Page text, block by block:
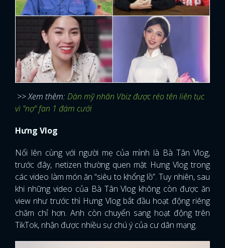
>> Xem thêm:Dàn mỹ nhân Vbiz được réo tên liên tục
vì "nợ" fan 1 đám cưới
Hưng Vlog
Nổi lên cùng với người mẹ của mình là Bà Tân Vlog,
trước đây, netizen thường quen mặt Hưng Vlog trong
các video làm món ăn “siêu to khổng lồ”. Tuy nhiên, sau
khi những video của Bà Tân Vlog không còn được ăn
view như trước thì Hưng Vlog bắt đầu hoạt động riêng
chăm chỉ hơn. Anh còn chuyển sang hoạt động trên
TikTok, nhận được nhiều sự chú ý của cư dân mạng.